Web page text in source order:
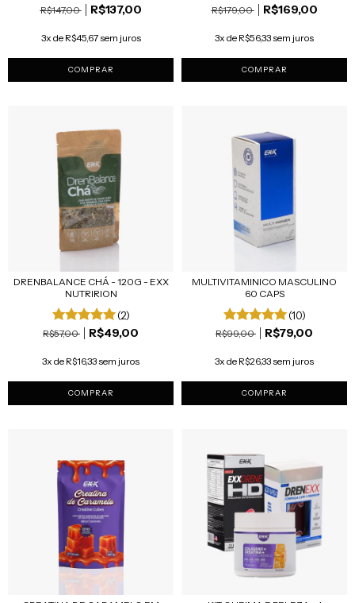
R$147,00 R$137,00
3x de R$45,67 sem juros
COMPRAR
R$179,00 R$169,00
3x de R$56,33 sem juros
COMPRAR
DRENBALANCE CHÁ - 120G - EXX
NUTRIRION
(2)
R$57,00 R$49,00
3x de R$16,33 sem juros
MULTIVITAMINICO MASCULINO
60 CAPS
(10)
R$99,00 R$79,00
3x de R$26,33 sem juros